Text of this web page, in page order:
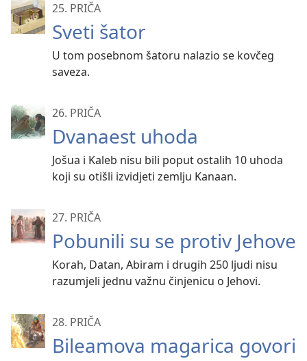
25. PRIČA
Sveti šator
U tom posebnom šatoru nalazio se kovčeg
saveza.
26. PRIČA
Dvanaest uhoda
Jošua i Kaleb nisu bili poput ostalih 10 uhoda
koji su otišli izvidjeti zemlju Kanaan.
27. PRIČA
Pobunili su se protiv Jehove
Korah, Datan, Abiram i drugih 250 ljudi nisu
razumjeli jednu važnu činjenicu o Jehovi.
28. PRIČA
Bileamova magarica govori